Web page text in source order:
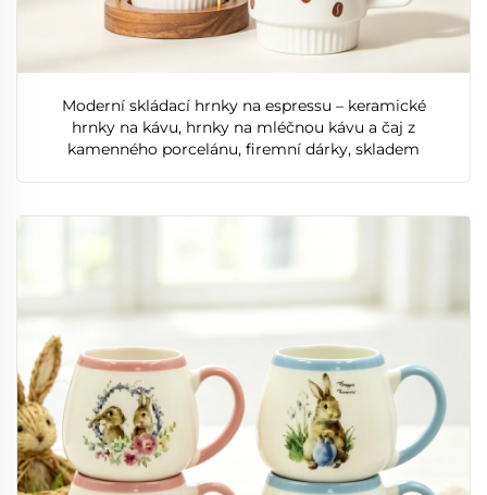
Moderní skládací hrnky na espressu – keramické
hrnky na kávu, hrnky na mléčnou kávu a čaj z
kamenného porcelánu, firemní dárky, skladem